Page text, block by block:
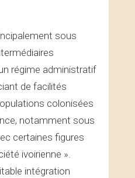
sous
régime administratif
de facilités
colonisées
notamment sous
certaines figures
ivoirienne ».
intégration